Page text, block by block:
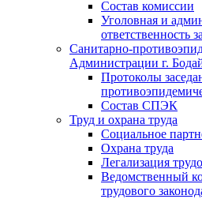
Состав комиссии
Уголовная и
ответственность
Санитарно-
Администрации г.
Протоколы
Состав СПЭК
Труд и охрана труда
Социальное
Охрана труда
Легализация
Ведомственный
трудового